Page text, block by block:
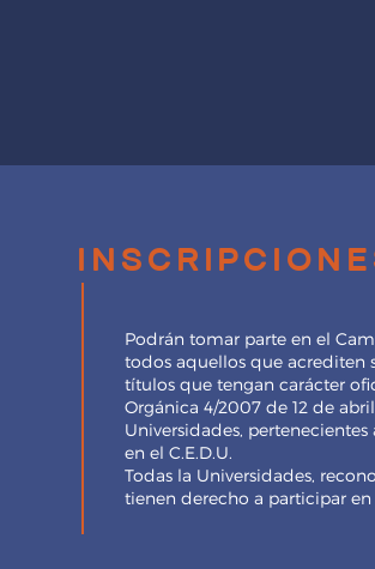
Podrán tomar parte en el
todos aquellos que acrediten
títulos que tengan carácter
Orgánica 4/2007 de 12 de
Universidades,
en el C.E.D.U.
Todas la Universidades,
tienen derecho a participar en